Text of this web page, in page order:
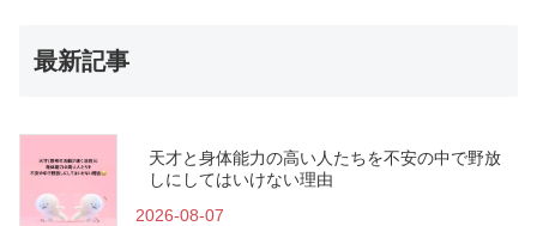
最新記事
天才と身体能力の高い人たちを不安の中で野放
しにしてはいけない理由
2026-08-07